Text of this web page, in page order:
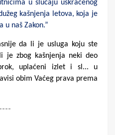
u slučaju uskraćenog
kašnjenja letova, koja je
naš Zakon.”
da li je usluga koju ste
je zbog kašnjenja neki deo
uplaćeni izlet i sl... u
obim Vaćeg prava prema